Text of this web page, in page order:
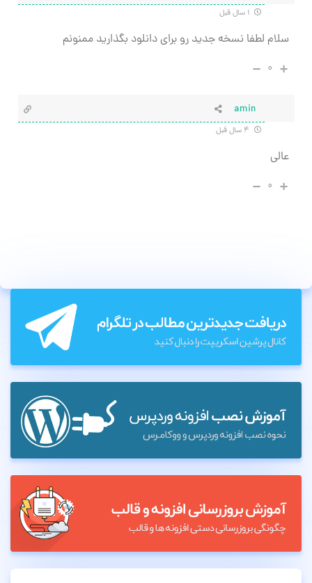
سلام لطفا نسخه جدید رو برای دانلود بگذارید ممنونم
۰
amin
عالی
۰